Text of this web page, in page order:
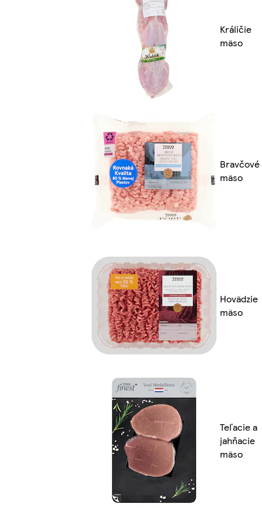
Králičie
mäso
Bravčové
mäso
Hovädzie
mäso
Teľacie a
jahňacie
mäso